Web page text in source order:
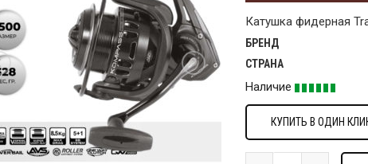
Катушка фидерная
БРЕНД
СТРАНА
Наличие
КУПИТЬ В ОДИН